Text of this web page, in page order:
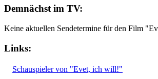
Demnächst im TV:
Keine aktuellen Sendetermine für den Film
Links:
Schauspieler von "Evet, ich will!"